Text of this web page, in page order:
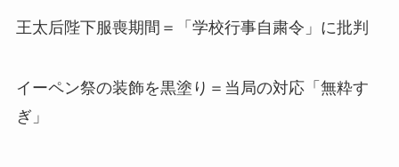
王太后陛下服喪期間＝「学校行事自粛令」に批判
イーペン祭の装飾を黒塗り＝当局の対応「無粋す
ぎ」